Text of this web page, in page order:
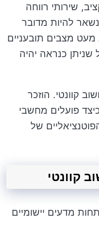
שירותי רווחה
להיות מדובר
מעט מצבים תובעניים
כנראה יהיה
קוונטי. הוזכר
פועלים מחשבי
של
מדעים יישומיים